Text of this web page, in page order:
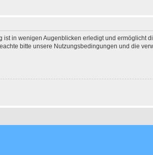
in wenigen Augenblicken erledigt und ermöglicht
bitte unsere Nutzungsbedingungen und die